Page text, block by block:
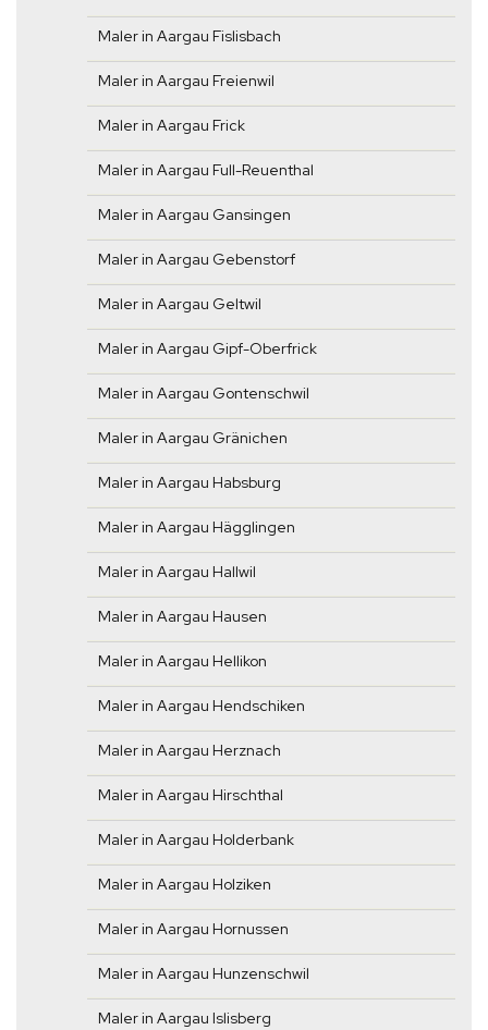
Maler in Aargau Fislisbach
Maler in Aargau Freienwil
Maler in Aargau Frick
Maler in Aargau Full-Reuenthal
Maler in Aargau Gansingen
Maler in Aargau Gebenstorf
Maler in Aargau Geltwil
Maler in Aargau Gipf-Oberfrick
Maler in Aargau Gontenschwil
Maler in Aargau Gränichen
Maler in Aargau Habsburg
Maler in Aargau Hägglingen
Maler in Aargau Hallwil
Maler in Aargau Hausen
Maler in Aargau Hellikon
Maler in Aargau Hendschiken
Maler in Aargau Herznach
Maler in Aargau Hirschthal
Maler in Aargau Holderbank
Maler in Aargau Holziken
Maler in Aargau Hornussen
Maler in Aargau Hunzenschwil
Maler in Aargau Islisberg